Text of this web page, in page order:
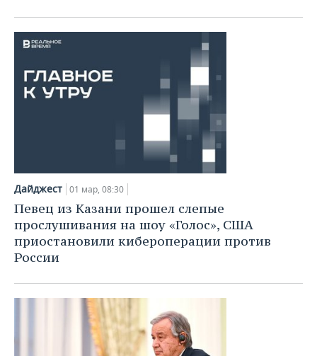
Дайджест 01 мар, 08:30
Певец из Казани прошел слепые
прослушивания на шоу «Голос», США
приостановили кибероперации против
России